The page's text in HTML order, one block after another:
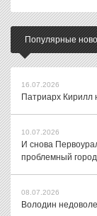
Популярные
16.07.2026
Патриарх Кирилл
10.07.2026
И снова
проблемный
08.07.2026
Володин